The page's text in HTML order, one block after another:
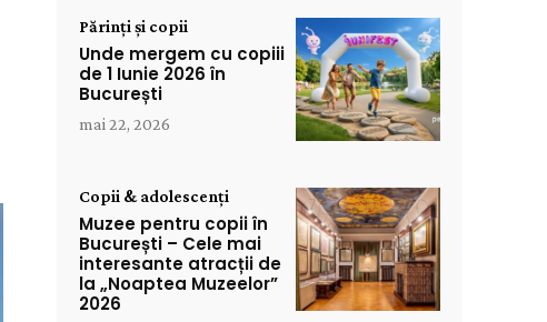
Părinți și copii
Unde mergem cu copiii
de 1 Iunie 2026 în
București
mai 22, 2026
Copii & adolescenți
Muzee pentru copii în
București – Cele mai
interesante atracții de
la „Noaptea Muzeelor”
2026